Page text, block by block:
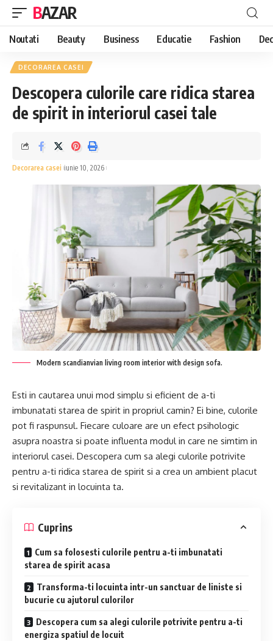
BAZAR
Noutati Beauty Business Educatie Fashion
DECORAREA CASEI
Descopera culorile care ridica starea
de spirit in interiorul casei tale
Decorarea casei iunie 10, 2026
Modern scandianvian living room interior with design sofa.
Esti in cautarea unui mod simplu si eficient de a-ti
imbunatati starea de spirit in propriul camin? Ei bine, culorile
pot fi raspunsul. Fiecare culoare are un efect psihologic
asupra noastra si poate influenta modul in care ne simtim in
interiorul casei. Descopera cum sa alegi culorile potrivite
pentru a-ti ridica starea de spirit si a crea un ambient placut
si revitalizant in locuinta ta.
Cuprins
Cum sa folosesti culorile pentru a-ti imbunatati
starea de spirit acasa
Transforma-ti locuinta intr-un sanctuar de liniste si
bucurie cu ajutorul culorilor
Descopera cum sa alegi culorile potrivite pentru a-ti
energiza spatiul de locuit